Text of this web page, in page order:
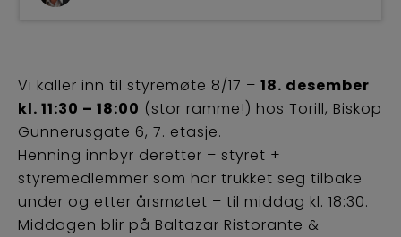
Vi kaller inn til styremøte 8/17 – 18. desember
kl. 11:30 – 18:00 (stor ramme!) hos Torill, Biskop
Gunnerusgate 6, 7. etasje.
Henning innbyr deretter – styret +
styremedlemmer som har trukket seg tilbake
under og etter årsmøtet – til middag kl. 18:30.
Middagen blir på Baltazar Ristorante &